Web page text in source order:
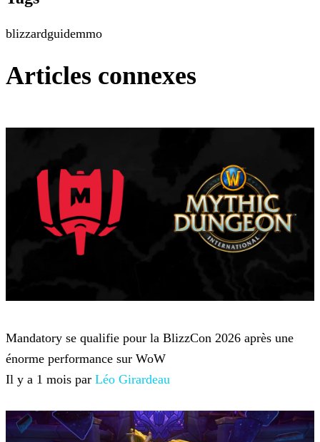
blizzardguidemmo
Articles connexes
Mandatory se qualifie pour la BlizzCon 2026 après une
énorme performance sur WoW
Il y a 1 mois par Léo Girardeau